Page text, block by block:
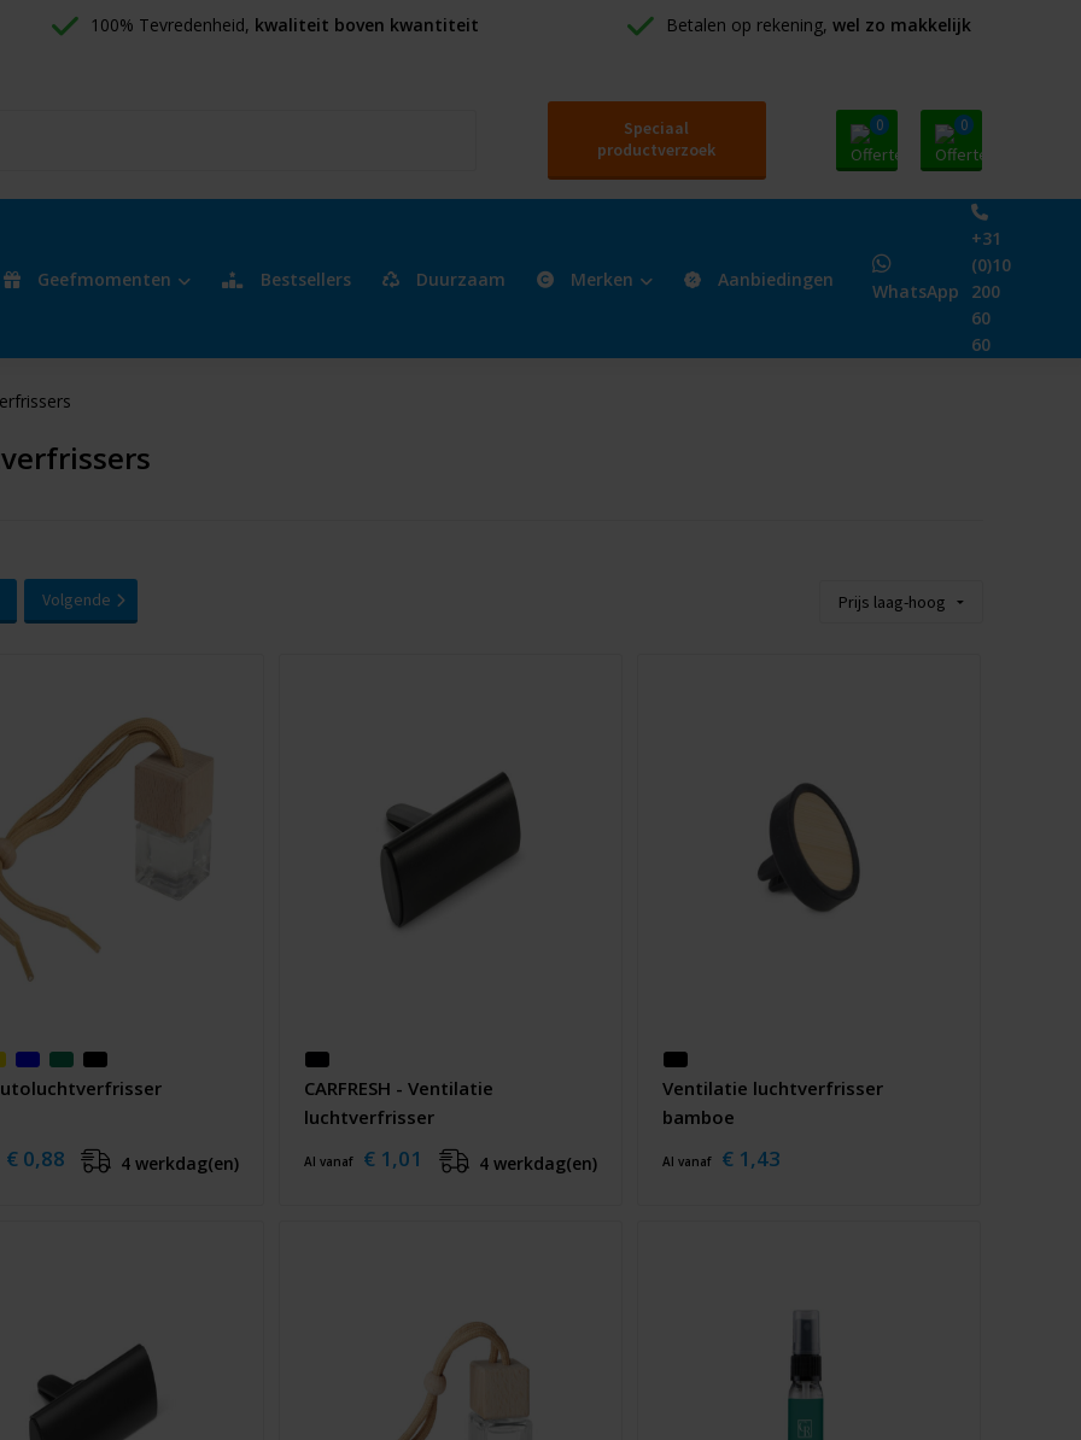
100% Tevredenheid, kwaliteit boven kwantiteit Betalen op rekening, wel zo makkelijk
Speciaal
productverzoek
0 0
Geefmomenten Bestsellers Duurzaam Merken Aanbiedingen
WhatsApp
+31
(0)10
200
60
60
Volgende
€ 0,88 4 werkdag(en)
CARFRESH - Ventilatie
luchtverfrisser
Al vanaf € 1,01 4 werkdag(en)
Ventilatie luchtverfrisser
bamboe
Al vanaf € 1,43